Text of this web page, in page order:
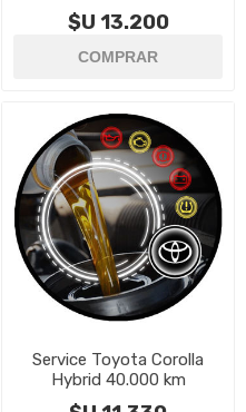
$U 13.200
Service Toyota Corolla
Hybrid 40.000 km